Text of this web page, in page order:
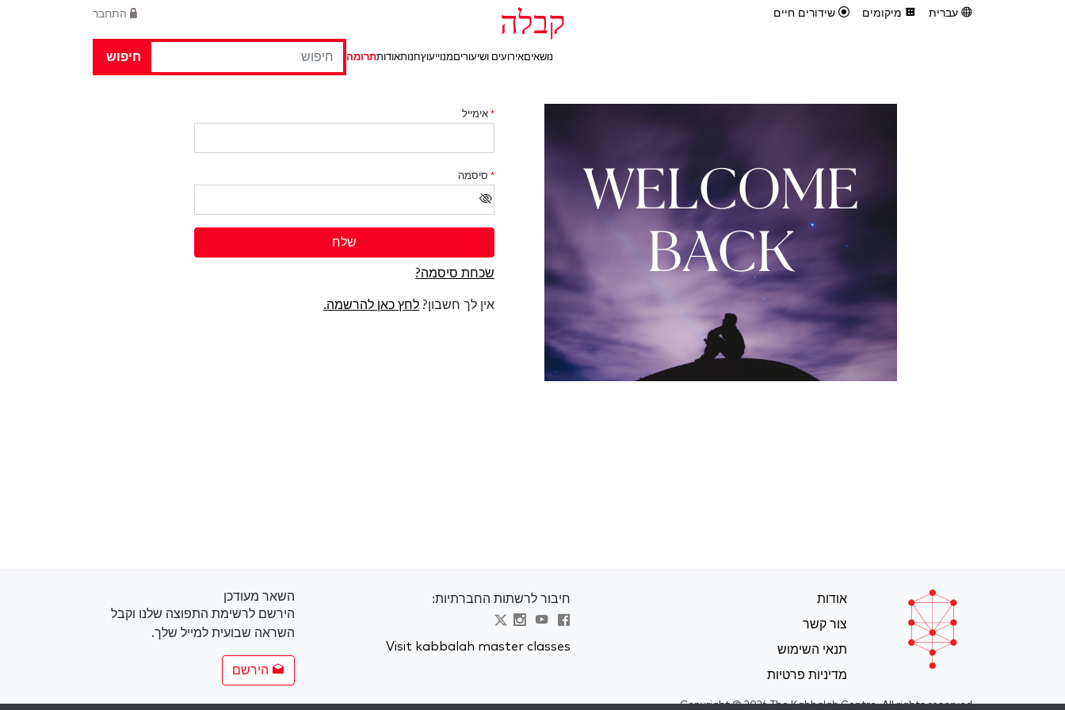
התחבר עברית מיקומים שידורים חיים קבלה
חיפוש נושאיםאירועים ושיעוריםמנוייעוץחנותאודותתרומה
WELCOME
BACK
* אימייל
* סיסמה
שלח
שכחת סיסמה?
אין לך חשבון? לחץ כאן להרשמה.
אודות
צור קשר
תנאי השימוש
מדיניות פרטיות
חיבור לרשתות החברתיות:
Visit kabbalah master classes
השאר מעודכן
הירשם לרשימת התפוצה שלנו וקבל
השראה שבועית למייל שלך.
הירשם
Copyright © 2026 The Kabbalah Centre. All rights reserved.